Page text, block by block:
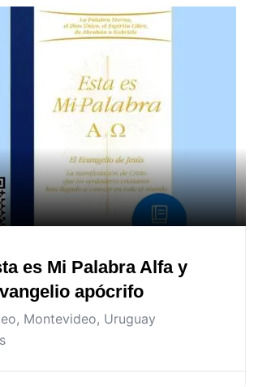
es Mi Palabra Alfa y
apócrifo
, Montevideo, Uruguay